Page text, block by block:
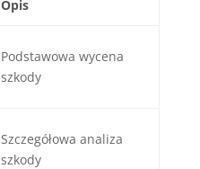
Opis
Podstawowa wycena
szkody
Szczegółowa analiza
szkody